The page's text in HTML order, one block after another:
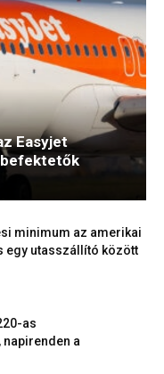
Easyjet
minimum az amerikai
egy utasszállító között
as
a